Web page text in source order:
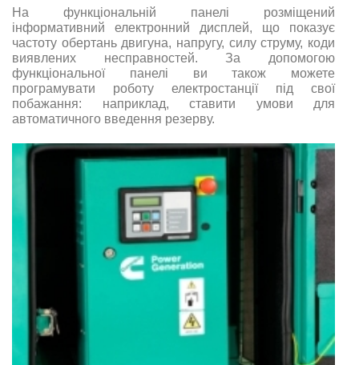
На функціональній панелі розміщений
інформативний електронний дисплей, що показує
частоту обертань двигуна, напругу, силу струму, коди
виявлених несправностей. За допомогою
функціональної панелі ви також можете
програмувати роботу електростанції під свої
побажання: наприклад, ставити умови для
автоматичного введення резерву.